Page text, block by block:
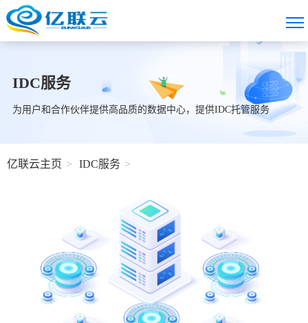
IDC服务
为用户和合作伙伴提供高品质的数据中心，提供IDC托管服务
亿联云主页 IDC服务